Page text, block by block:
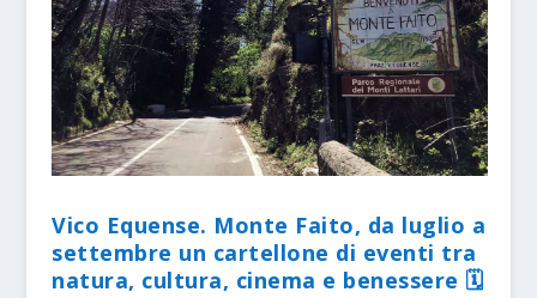
Vico Equense. Monte Faito, da luglio a
settembre un cartellone di eventi tra
natura, cultura, cinema e benessere 🗓